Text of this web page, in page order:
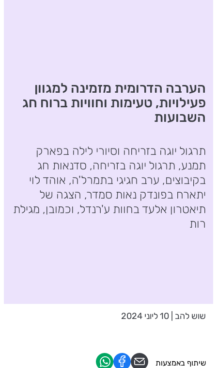
הערבה הדרומית מזמינה למגוון
פעילויות, טעימות וחוויות ברוח חג
השבועות
תרגול יוגה בזריחה וסיורי לילה בפארק
תמנע, תרגול יוגה בזריחה, סדנאות חג
בקיבוצים, ערב חגיגי בתמרל'ה, אוהד לוי
יתארח בפונדק נאות סמדר, הצגה של
תיאטרון אלעד בחוות ע'רנדל, וכמובן, מגילת
רות
שוש להב | 10 ליוני 2024
שיתוף באמצעות